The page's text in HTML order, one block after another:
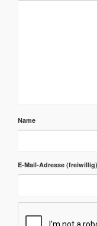
Name
E-Mail-Adresse